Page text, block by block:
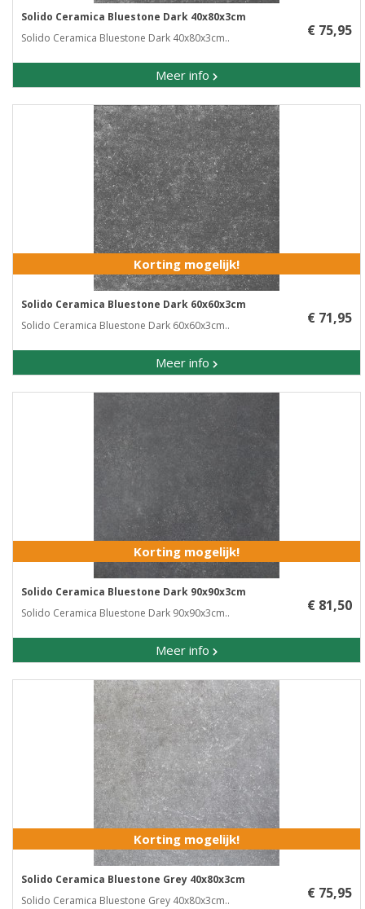
Solido Ceramica Bluestone Dark 40x80x3cm
Solido Ceramica Bluestone Dark 40x80x3cm..
Meer info
€ 75,95
Korting mogelijk!
Solido Ceramica Bluestone Dark 60x60x3cm
Solido Ceramica Bluestone Dark 60x60x3cm..
Meer info
€ 71,95
Korting mogelijk!
Solido Ceramica Bluestone Dark 90x90x3cm
Solido Ceramica Bluestone Dark 90x90x3cm..
Meer info
€ 81,50
Korting mogelijk!
Solido Ceramica Bluestone Grey 40x80x3cm
Solido Ceramica Bluestone Grey 40x80x3cm..
€ 75,95